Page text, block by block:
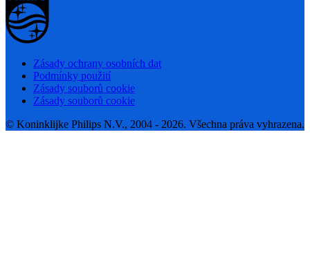
Zásady ochrany osobních dat
Podmínky použití
Zásady souborů cookie
Zásady souborů cookie
© Koninklijke Philips N.V., 2004 - 2026. Všechna práva vyhrazena.